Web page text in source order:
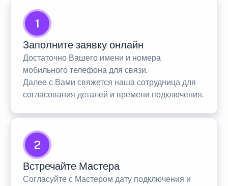
1
Заполните заявку онлайн
Достаточно Вашего имени и номера
мобильного телефона для связи.
Далее с Вами свяжется наша сотрудница для
согласования деталей и времени подключения.
2
Встречайте Мастера
Согласуйте с Мастером дату подключения и